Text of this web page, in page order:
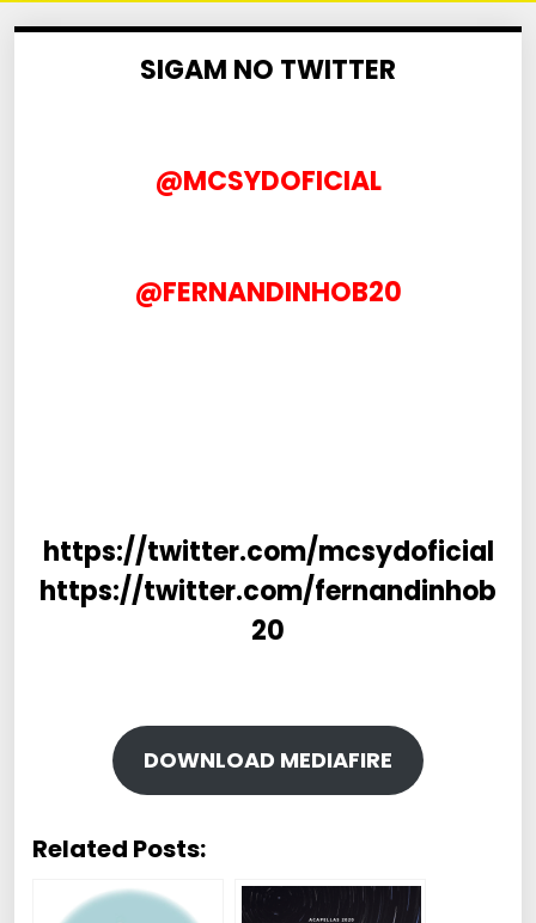
SIGAM NO TWITTER
@MCSYDOFICIAL
@FERNANDINHOB20
https://twitter.com/mcsydoficial
https://twitter.com/fernandinhob
20
DOWNLOAD MEDIAFIRE
Related Posts: